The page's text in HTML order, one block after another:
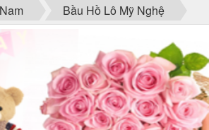
Bầu Hồ Lô Mỹ Nghệ